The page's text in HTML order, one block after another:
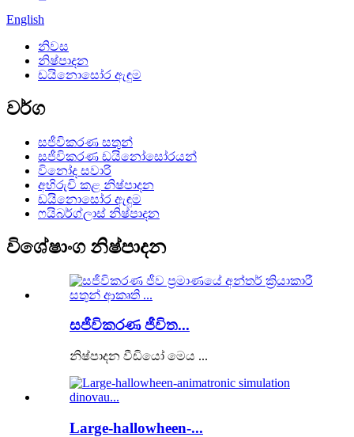
English
නිවස
නිෂ්පාදන
ඩයිනොසෝර ඇඳුම
වර්ග
සජීවිකරණ සතුන්
සජීවිකරණ ඩයිනෝසෝරයන්
විනෝද සවාරි
අභිරුචි කළ නිෂ්පාදන
ඩයිනොසෝර ඇඳුම
ෆයිබර්ග්ලාස් නිෂ්පාදන
විශේෂාංග නිෂ්පාදන
සජීවිකරණ ජීවිත...
නිෂ්පාදන වීඩියෝ මෙය ...
Large-hallowheen-...